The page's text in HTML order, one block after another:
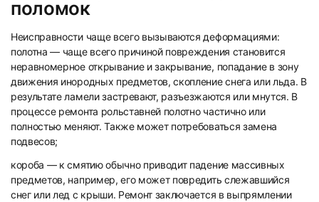
поломок
Неисправности чаще всего вызываются деформациями:
полотна — чаще всего причиной повреждения становится
неравномерное открывание и закрывание, попадание в зону
движения инородных предметов, скопление снега или льда. В
результате ламели застревают, разъезжаются или мнутся. В
процессе ремонта рольставней полотно частично или
полностью меняют. Также может потребоваться замена
подвесов;
короба — к смятию обычно приводит падение массивных
предметов, например, его может повредить слежавшийся
снег или лед с крыши. Ремонт заключается в выпрямлении